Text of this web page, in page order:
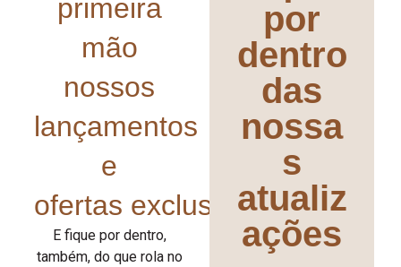
primeira
mão
nossos
lançamentos
e
ofertas exclusivas!
E fique por dentro,
também, do que rola no
por
dentro
das
nossa
s
atualiz
ações